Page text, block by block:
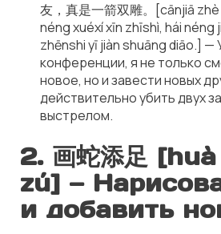
友，真是一箭双雕。[cānjiā zhè
néng xuéxí xīn zhīshì, hái néng
zhēnshi yī jiàn shuāng diāo.] —
конференции, я не только
новое, но и завести новых
действительно убить двух
выстрелом.
2. 画蛇添足
zú] —
и добавить